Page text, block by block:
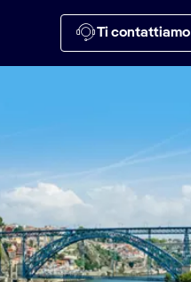
Ti contattiamo